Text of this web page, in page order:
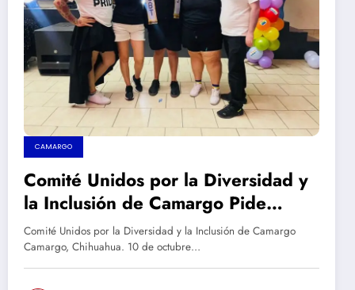
CAMARGO
Comité Unidos por la Diversidad y
la Inclusión de Camargo Pide
Aclaración sobre Lenguaje
Inclusivo en Chihuahua
Comité Unidos por la Diversidad y la Inclusión de Camargo
Camargo, Chihuahua. 10 de octubre…